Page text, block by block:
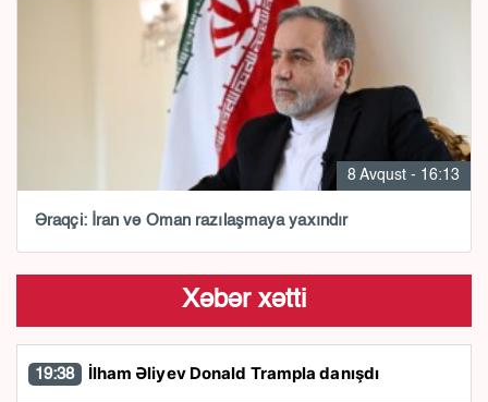
8 Avqust - 16:13
Əraqçi: İran və Oman razılaşmaya yaxındır
Xəbər xətti
19:38 İlham Əliyev Donald Trampla danışdı